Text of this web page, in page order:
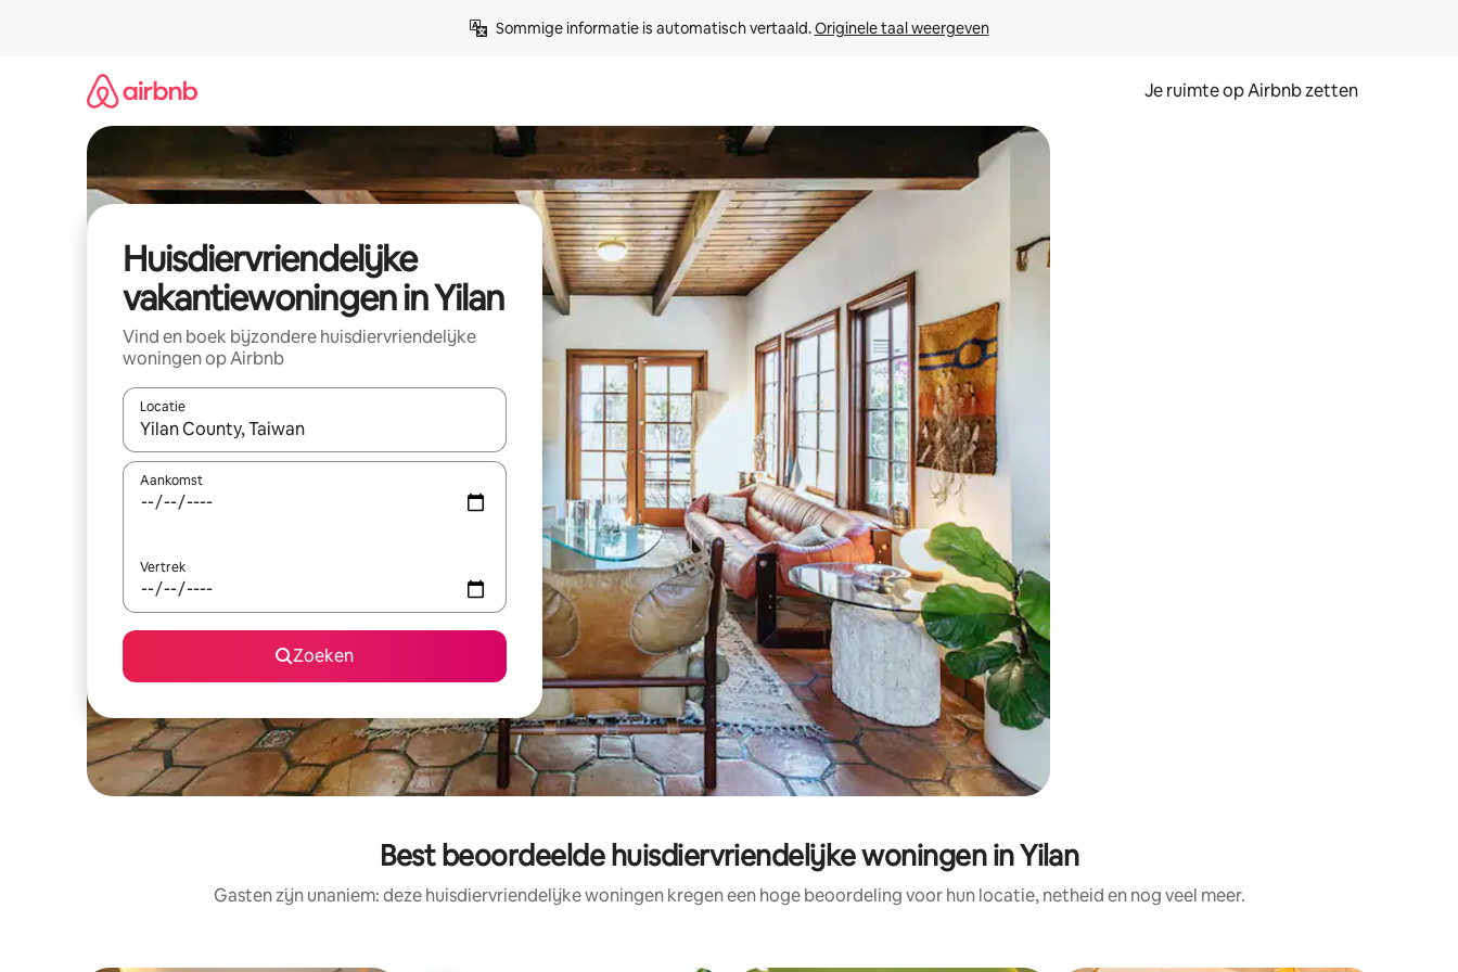
Sommige informatie is automatisch vertaald. Originele taal weergeven
Je ruimte op Airbnb zetten
Huisdiervriendelijke
vakantiewoningen in Yilan
Vind en boek bijzondere huisdiervriendelijke
woningen op Airbnb
Locatie
Wanneer er suggesties beschikbaar zijn, maak je een keuze met je de pijltjestoetsen omhoog en omlaag, óf door te tikken of swipen.
Aankomst
Vertrek
Zoeken
Best beoordeelde huisdiervriendelijke woningen in Yilan
Gasten zijn unaniem: deze huisdiervriendelijke woningen kregen een hoge beoordeling voor hun locatie, netheid en nog veel meer.